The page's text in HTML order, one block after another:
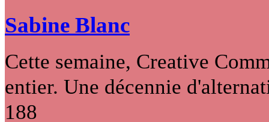
Sabine Blanc
Cette semaine, Creative
entier. Une décennie
188